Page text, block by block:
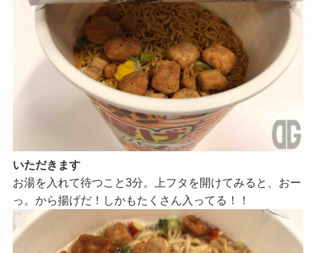
いただきます
お湯を入れて待つこと3分。上フタを開けてみると、おー
っ。から揚げだ！しかもたくさん入ってる！！